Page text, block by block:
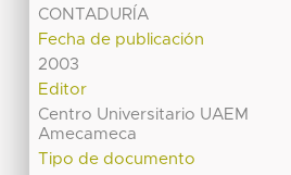
CONTADURÍA
Fecha de publicación
2003
Editor
Centro Universitario UAEM
Amecameca
Tipo de documento